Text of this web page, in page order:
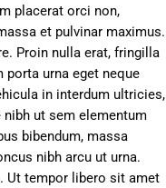
placerat orci non,
et pulvinar maximus.
Proin nulla erat, fringilla
porta urna eget neque
in interdum ultricies,
ut sem elementum
bibendum, massa
nibh arcu ut urna.
Ut tempor libero sit amet